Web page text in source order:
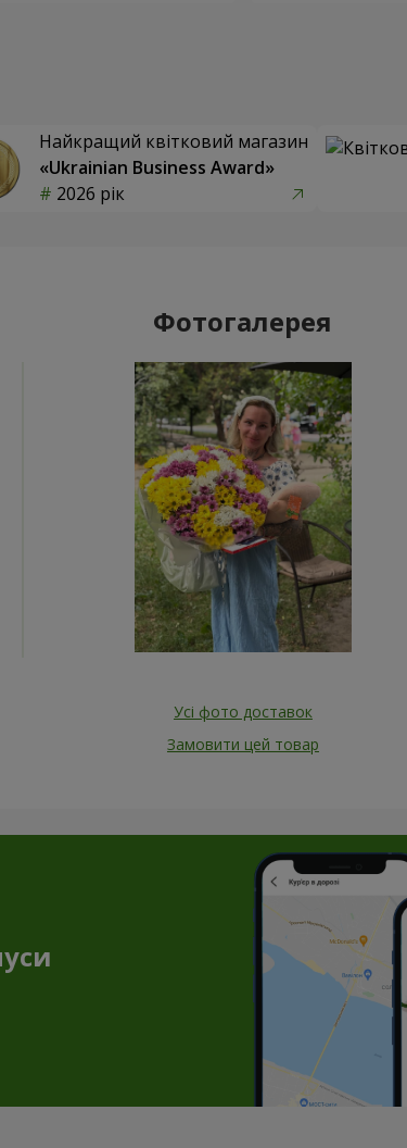
Найкращий квітковий магазин
«Ukrainian Business Award»
2026 рік
Фотогалерея
Усі фото доставок
Замовити цей товар